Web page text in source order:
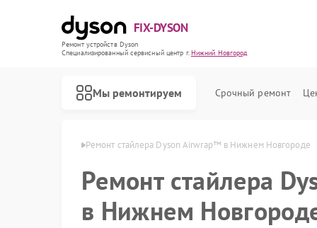
FIX-DYSON
Ремонт устройств Dyson
Специализированный cервисный центр г.Нижний Новгород
Мы ремонтируем Срочный ремонт
Ремонт стайлера Dyson Airwrap™ в Нижнем Новгороде
Ремонт стайлера
в Нижнем